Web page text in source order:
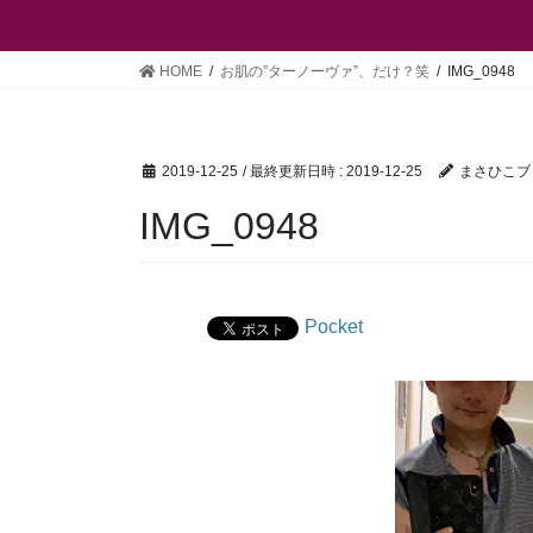
HOME お肌の”ターノーヴァ”、だけ？笑 IMG_0948
2019-12-25 / 最終更新日時 : 2019-12-25 まさひこ
IMG_0948
Pocket